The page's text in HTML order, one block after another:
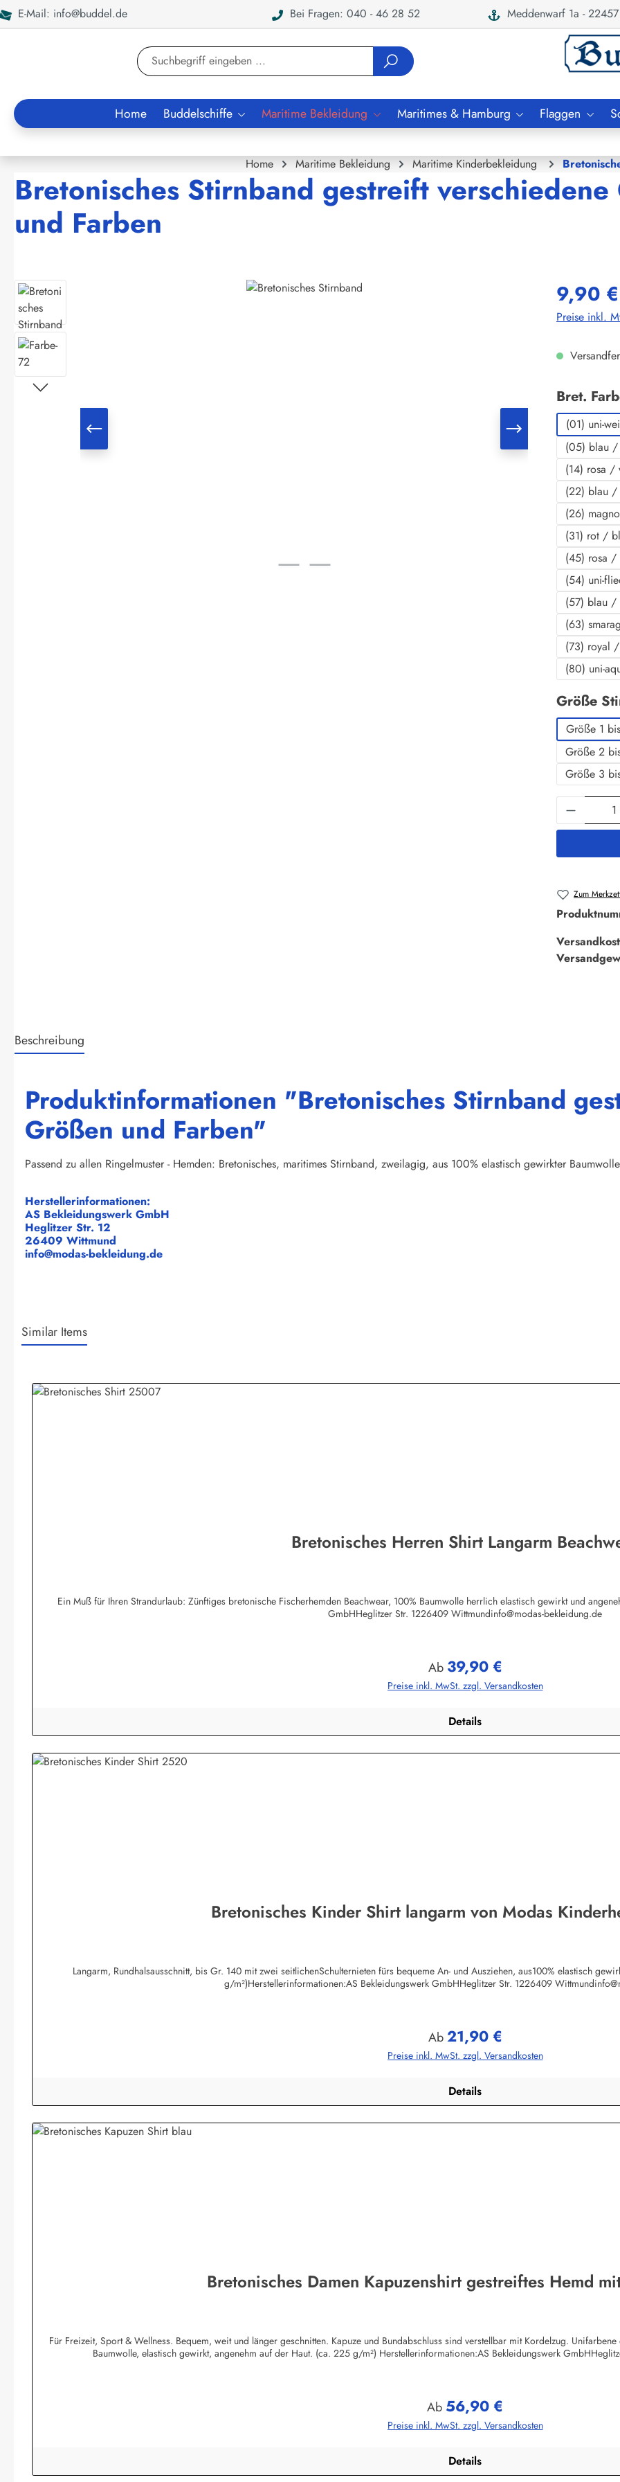
Zur Suche springen
E-Mail: info@buddel.de Bei Fragen: 040 - 46 28 52 Meddenwarf 1a -
Home Buddelschiffe Maritime Bekleidung Maritimes & Hamburg Flaggen
Home Maritime Bekleidung Maritime Kinderbekleidung
Bretonisches Stirnband gestreift
und Farben
Bildergalerie überspringen 9,90 €
Preise inkl.
Bret.
(01) uni-
(05) blau
(14) rosa /
(22) blau /
(26)
(31) rot /
(45) rosa /
(54) uni-
(57) blau /
(63)
(73) royal
(80) uni-
Größe
Größe 1
Größe 2
Größe 3
Zum
Beschreibung
Produktinformationen "Bretonisches Stirnband
Größen und Farben"
Passend zu allen Ringelmuster - Hemden: Bretonisches, maritimes Stirnband, zweilagig, aus 100% elastisch gewirkter
Herstellerinformationen:
AS Bekleidungswerk GmbH
Heglitzer Str. 12
26409 Wittmund
info@modas-bekleidung.de
Similar Items
Bretonisches Herren Shirt Langarm
Ein Muß für Ihren Strandurlaub: Zünftiges bretonische Fischerhemden Beachwear, 100% Baumwolle herrlich elastisch gewirkt und
GmbHHeglitzer Str. 1226409 Wittmundinfo@modas-bekleidung.de
Regulärer Preis:
Ab 39,90 €
Preise inkl. MwSt. zzgl. Versandkosten
Details
Bretonisches Kinder Shirt langarm von Modas
Langarm, Rundhalsausschnitt, bis Gr. 140 mit zwei seitlichenSchulternieten fürs bequeme An- und Ausziehen, aus100% elastisch
g/m²)Herstellerinformationen:AS Bekleidungswerk GmbHHeglitzer Str. 1226409
Regulärer Preis:
Ab21,90 €
Preise inkl. MwSt. zzgl. Versandkosten
Details
Bretonisches Damen Kapuzenshirt gestreiftes Hemd
Für Freizeit, Sport & Wellness. Bequem, weit und länger geschnitten. Kapuze und Bundabschluss sind verstellbar mit Kordelzug.
Baumwolle, elastisch gewirkt, angenehm auf der Haut. (ca. 225 g/m²) Herstellerinformationen:AS Bekleidungswerk
Regulärer Preis:
Ab 56,90 €
Preise inkl. MwSt. zzgl. Versandkosten
Details